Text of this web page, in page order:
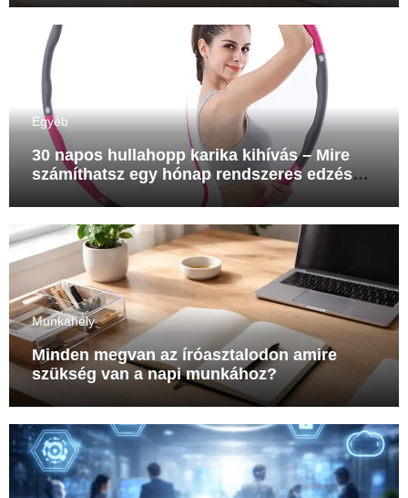
Egyéb
30 napos hullahopp karika kihívás – Mire
számíthatsz egy hónap rendszeres edzés
Munkahely
Minden megvan az íróasztalodon amire
szükség van a napi munkához?